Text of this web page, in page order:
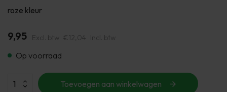
roze kleur
9,95 Excl. btw €12,04 Incl. btw
Op voorraad
Toevoegen aan winkelwagen